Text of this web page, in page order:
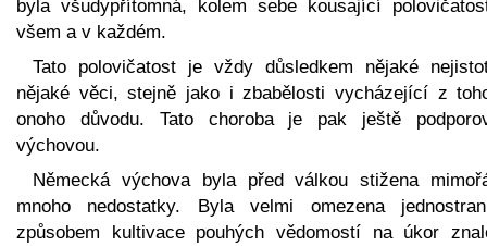
byla všudypřítomná, kolem sebe kousající
všem a v každém.
Tato polovičatost je vždy důsledkem nějaké
nějaké věci, stejně jako i zbabělosti vycházející z
onoho důvodu. Tato choroba je pak ještě
výchovou.
Německá výchova byla před válkou stižena
mnoho nedostatky. Byla velmi omezena
způsobem kultivace pouhých vědomostí na úkor